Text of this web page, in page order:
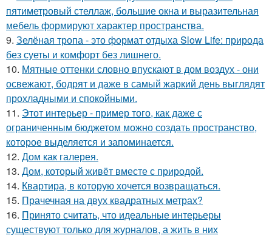
пятиметровый стеллаж, большие окна и выразительная
мебель формируют характер пространства.
9. Зелёная тропа - это формат отдыха Slow Life: природа
без суеты и комфорт без лишнего.
10. Мятные оттенки словно впускают в дом воздух - они
освежают, бодрят и даже в самый жаркий день выглядят
прохладными и спокойными.
11. Этот интерьер - пример того, как даже с
ограниченным бюджетом можно создать пространство,
которое выделяется и запоминается.
12. Дом как галерея.
13. Дом, который живёт вместе с природой.
14. Квартира, в которую хочется возвращаться.
15. Прачечная на двух квадратных метрах?
16. Принято считать, что идеальные интерьеры
существуют только для журналов, а жить в них